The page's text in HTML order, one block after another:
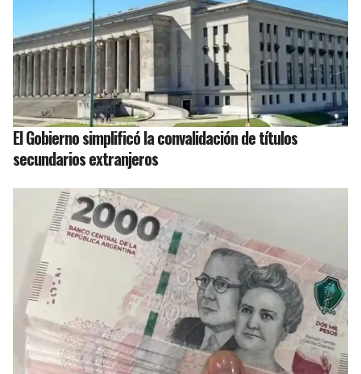
El Gobierno simplificó la convalidación de títulos
secundarios extranjeros